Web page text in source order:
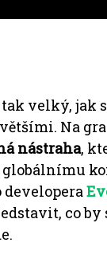
velký, jak
Na
nástraha,
globálnímu
developera
co by